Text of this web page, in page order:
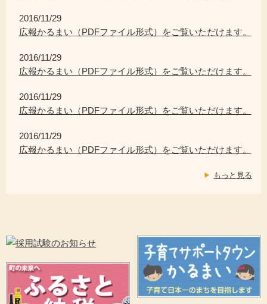
2016/11/29
広報かるまい（PDFファイル形式）をご覧いただけます。
2016/11/29
広報かるまい（PDFファイル形式）をご覧いただけます。
2016/11/29
広報かるまい（PDFファイル形式）をご覧いただけます。
2016/11/29
広報かるまい（PDFファイル形式）をご覧いただけます。
もっと見る